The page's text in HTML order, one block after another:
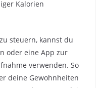
Kalorien
steuern, kannst du
oder eine App zur
verwenden. So
deine Gewohnheiten